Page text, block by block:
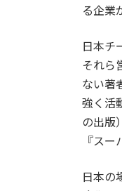
る企業
日本チ
それら
ない著
強く活
の出版
『ス
日本の